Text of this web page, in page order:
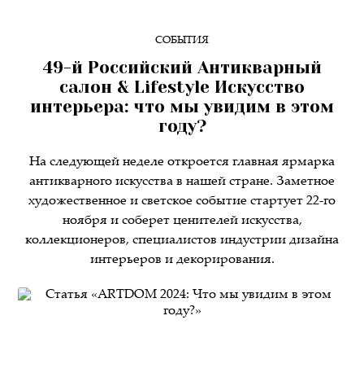
СОБЫТИЯ
49-й Российский Антикварный
салон & Lifestyle Искусство
интерьера: что мы увидим в этом
году?
На следующей неделе откроется главная ярмарка
антикварного искусства в нашей стране. Заметное
художественное и светское событие стартует 22-го
ноября и соберет ценителей искусства,
коллекционеров, специалистов индустрии дизайна
интерьеров и декорирования.